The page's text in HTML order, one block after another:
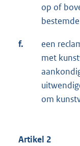
op of
f.
een
met
om
Artikel 2